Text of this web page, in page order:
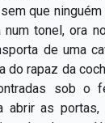
que
num tonel, ora
de uma
do rapaz da
sob o
abrir as